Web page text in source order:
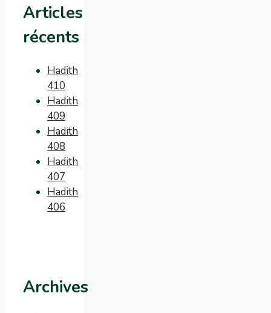
Articles
récents
Hadith
410
Hadith
409
Hadith
408
Hadith
407
Hadith
406
Archives